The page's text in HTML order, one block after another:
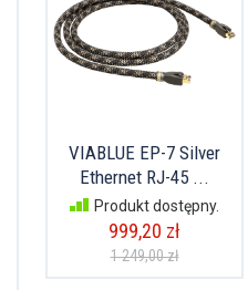
VIABLUE EP-7 Silver
Ethernet RJ-45 ...
Produkt dostępny.
999,20 zł
1 249,00 zł